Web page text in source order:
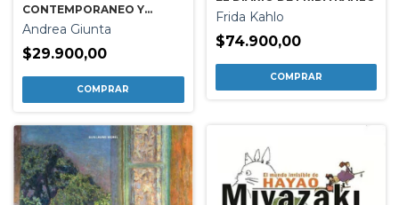
CONTEMPORANEO Y
LATINOAMERICANO
Andrea Giunta
$29.900,00
Frida Kahlo
$74.900,00